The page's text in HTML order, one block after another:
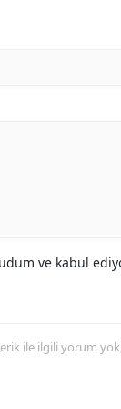
ve kabul
ile ilgili yorum